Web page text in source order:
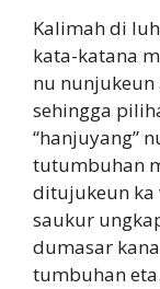
Kalimah di
kata-katana
nu
sehingga
“hanjuyang”
tutumbuhan
ditujukeun
saukur
dumasar
tumbuhan eta.